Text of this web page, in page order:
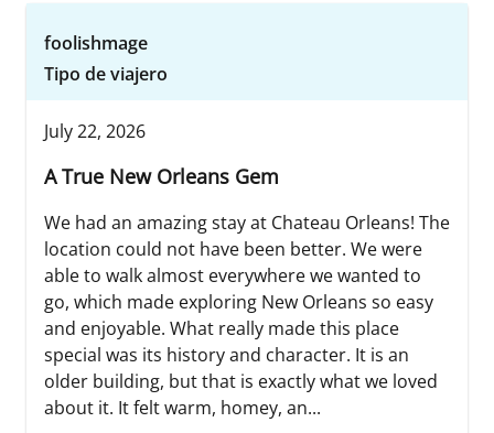
foolishmage
Tipo de viajero
July 22, 2026
A True New Orleans Gem
We had an amazing stay at Chateau Orleans! The
location could not have been better. We were
able to walk almost everywhere we wanted to
go, which made exploring New Orleans so easy
and enjoyable. What really made this place
special was its history and character. It is an
older building, but that is exactly what we loved
about it. It felt warm, homey, an...